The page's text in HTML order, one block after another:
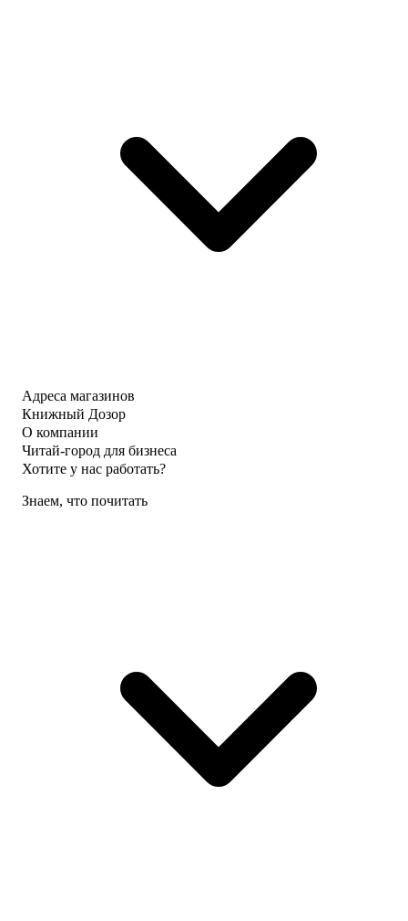
Адреса магазинов
Книжный Дозор
О компании
Читай-город для бизнеса
Хотите у нас работать?
Знаем, что почитать